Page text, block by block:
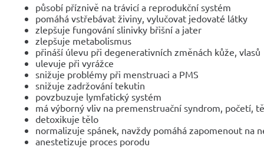
působí příznivě na trávicí a reprodukční systém
pomáhá vstřebávat živiny, vylučovat jedovaté látky
zlepšuje fungování slinivky břišní a jater
zlepšuje metabolismus
přináší úlevu při degenerativních změnách kůže, vlasů
ulevuje při vyrážce
snižuje problémy při menstruaci a PMS
snižuje zadržování tekutin
povzbuzuje lymfatický systém
má výborný vliv na premenstruační syndrom, početí,
detoxikuje tělo
normalizuje spánek, navždy pomáhá zapomenout na
anestetizuje proces porodu